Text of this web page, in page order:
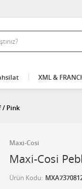
XML &
/ Pink
Maxi-Cosi
Maxi-Cosi
Ürün Kodu